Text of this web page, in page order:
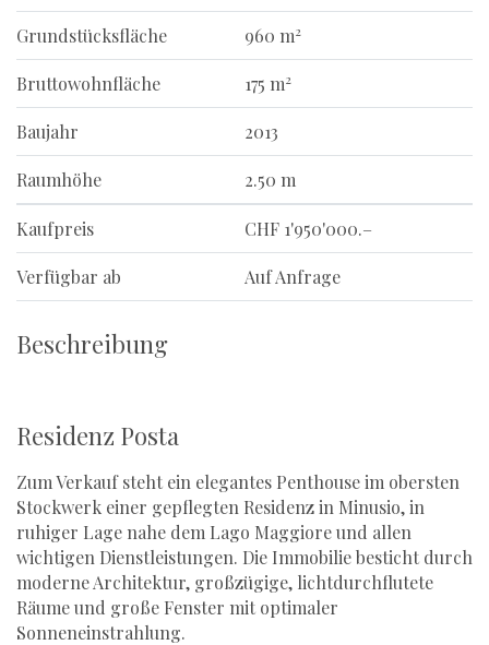
Grundstücksfläche 960 m2
Bruttowohnfläche 175 m2
Baujahr 2013
Raumhöhe 2.50 m
Kaufpreis CHF 1'950'000.–
Verfügbar ab Auf Anfrage
Beschreibung
Residenz Posta
Zum Verkauf steht ein elegantes Penthouse im obersten
Stockwerk einer gepflegten Residenz in Minusio, in
ruhiger Lage nahe dem Lago Maggiore und allen
wichtigen Dienstleistungen. Die Immobilie besticht durch
moderne Architektur, großzügige, lichtdurchflutete
Räume und große Fenster mit optimaler
Sonneneinstrahlung.